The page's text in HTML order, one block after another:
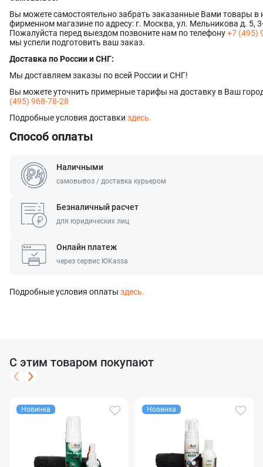
Вы можете самостоятельно забрать заказанные Вами товары в
фирменном магазине по адресу: г. Москва, ул. Мельникова д. 5,
Пожалуйста перед выездом позвоните нам по телефону+7 (495)
мы успели подготовить ваш заказ.
Доставка по России и СНГ:
Мы доставляем заказы по всей России и СНГ!
Вы можете уточнить примерные тарифы на доставку в Ваш
(495) 968-78-28
Подробные условия доставки здесь.
Способ оплаты
Наличными
самовывоз / доставка курьером
Безналичный расчет
для юридических лиц
Онлайн платеж
через сервис ЮKassa
Подробные условия оплаты здесь.
С этим товаром покупают
Новинка Новинка
Заказать звонок
Ваше имя
Ваш номер телефона
Соглашаюсь на обработку
Данные формы отправлены
Наш менеджер свяжется с вами в ближайшее
Оставьте заявку, и наш менеджер свяжется с вами в
Ваше имя
Ваш номер телефона
Соглашаюсь на обработкуперсональных данных
Данные формы отправлены
Наш менеджер свяжется с вами в ближайшее
Оставить заявку
Ваше имя
Телефон
Комментарий
Прикрепить фото
Форматы файлов: .jpg, .png. Максимальный размер файла - 10 МБ.
файлов
Нажимая кнопку «Отправить», я даю согласие на получение информации об
Данные формы отправлены
Наш менеджер свяжется с вами в ближайшее
Оставить заявку
Ваше имя
получении заказа,
согласие на обработку персональных
Данные формы отправлены
Наш менеджер свяжется с вами в ближайшее